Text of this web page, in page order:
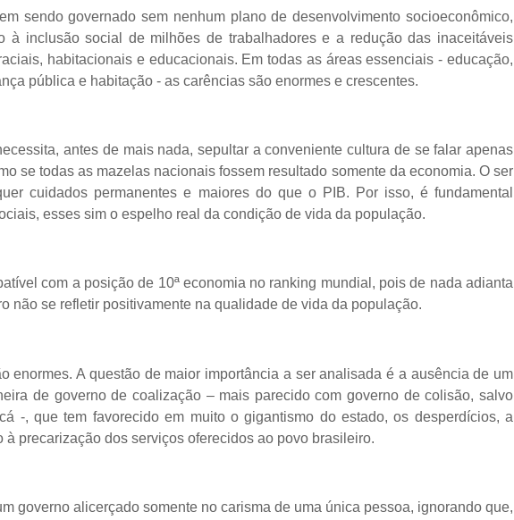
sendo governado sem nenhum plano de desenvolvimento socioeconômico,
à inclusão social de milhões de trabalhadores e a redução das inaceitáveis
habitacionais e educacionais. Em todas as áreas essenciais - educação,
pública e habitação - as carências são enormes e crescentes.
antes de mais nada, sepultar a conveniente cultura de se falar apenas
se todas as mazelas nacionais fossem resultado somente da economia. O ser
cuidados permanentes e maiores do que o PIB. Por isso, é fundamental
esses sim o espelho real da condição de vida da população.
com a posição de 10ª economia no ranking mundial, pois de nada adianta
não se refletir positivamente na qualidade de vida da população.
enormes. A questão de maior importância a ser analisada é a ausência de um
de governo de coalização – mais parecido com governo de colisão, salvo
-, que tem favorecido em muito o gigantismo do estado, os desperdícios, a
precarização dos serviços oferecidos ao povo brasileiro.
governo alicerçado somente no carisma de uma única pessoa, ignorando que,